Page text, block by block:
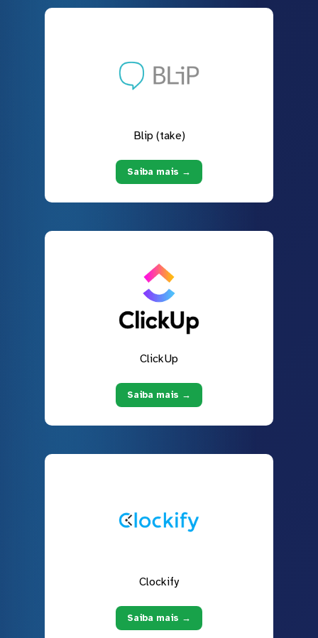
Blip (take)
Saiba mais →
ClickUp
Saiba mais →
Clockify
Saiba mais →